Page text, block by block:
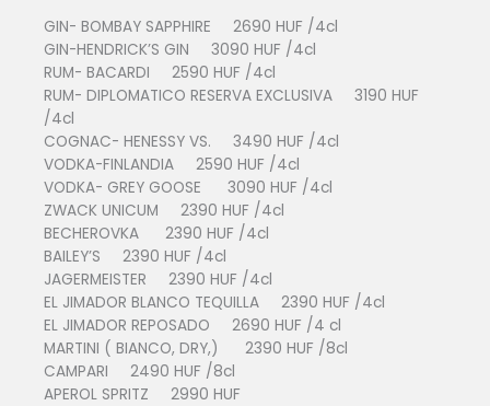
GIN- BOMBAY SAPPHIRE 2690 HUF /4cl
GIN-HENDRICK’S GIN 3090 HUF /4cl
RUM- BACARDI 2590 HUF /4cl
RUM- DIPLOMATICO RESERVA EXCLUSIVA 3190 HUF
/4cl
COGNAC- HENESSY VS. 3490 HUF /4cl
VODKA-FINLANDIA 2590 HUF /4cl
VODKA- GREY GOOSE 3090 HUF /4cl
ZWACK UNICUM 2390 HUF /4cl
BECHEROVKA 2390 HUF /4cl
BAILEY’S 2390 HUF /4cl
JAGERMEISTER 2390 HUF /4cl
EL JIMADOR BLANCO TEQUILLA 2390 HUF /4cl
EL JIMADOR REPOSADO 2690 HUF /4 cl
MARTINI ( BIANCO, DRY,) 2390 HUF /8cl
CAMPARI 2490 HUF /8cl
APEROL SPRITZ 2990 HUF